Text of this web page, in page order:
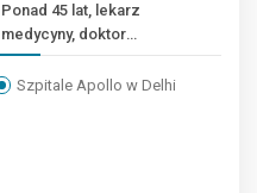
Ponad 45 lat, lekarz
medycyny, doktor
habilitowany, członek
Amerykańskiej Grupy
Szpitale Apollo w Delhi